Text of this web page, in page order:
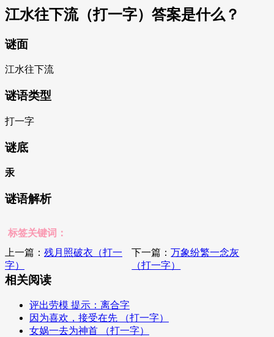
江水往下流（打一字）答案是什么？
谜面
江水往下流
谜语类型
打一字
谜底
汞
谜语解析
标签关键词：
上一篇： 残月照破衣（打一
字）
下一篇：万象纷繁一念灰
（打一字）
相关阅读
评出劳模 提示：离合字
因为喜欢，接受在先 （打一字）
女娲一去为神首 （打一字）